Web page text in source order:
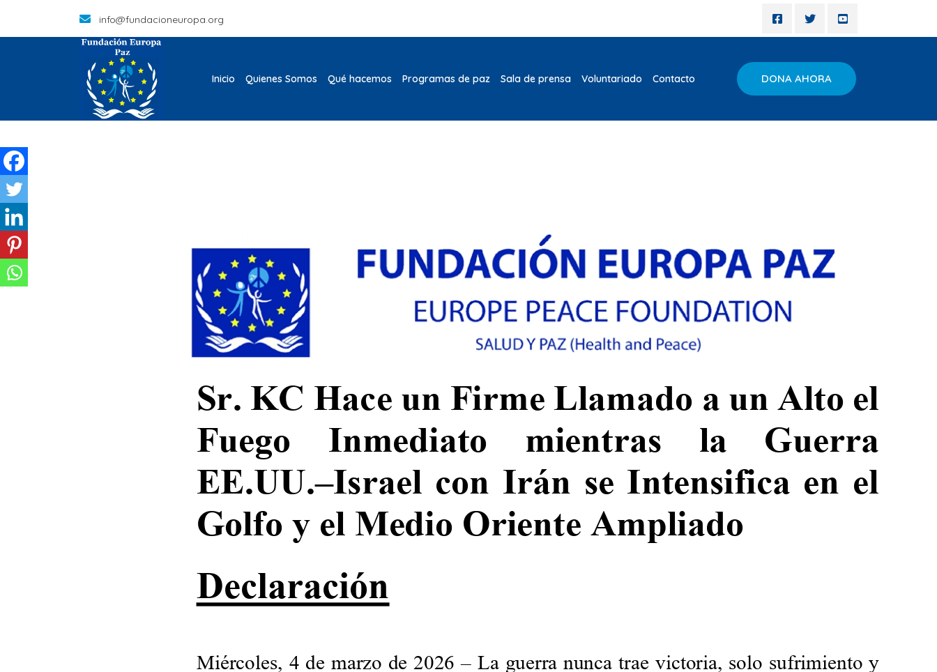
info@fundacioneuropa.org
Inicio Quienes Somos Qué hacemos Programas de paz Sala de prensa Voluntariado Contacto DONA AHORA